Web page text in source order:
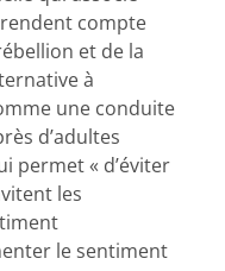
compte
et de la
à
une conduite
d’adultes
permet « d’éviter
les
le sentiment